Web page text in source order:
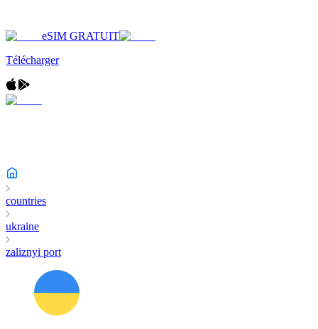
eSIM GRATUIT
Télécharger
countries
ukraine
zaliznyi port